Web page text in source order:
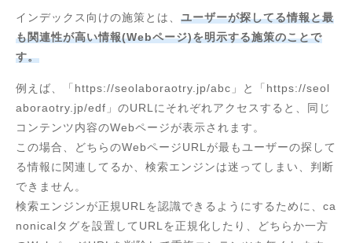
インデックス向けの施策とは、 ユーザーが探してる情報と最
も関連性が高い情報(Webページ)を明示する施策のことで
す。
例えば、「https://seolaboraotry.jp/abc」と「https://seol
aboraotry.jp/edf」のURLにそれぞれアクセスすると、同じ
コンテンツ内容のWebページが表示されます。
この場合、どちらのWebページURLが最もユーザーの探して
る情報に関連してるか、検索エンジンは迷ってしまい、判断
できません。
検索エンジンが正規URLを認識できるようにするために、ca
nonicalタグを設置してURLを正規化したり、どちらか一方